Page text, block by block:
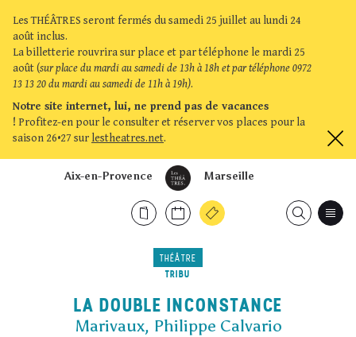
Les THÉÂTRES seront fermés du samedi 25 juillet au lundi 24
août inclus.
La billetterie rouvrira sur place et par téléphone le mardi 25
août (sur place du mardi au samedi de 13h à 18h et par téléphone 0972
13 13 20 du mardi au samedi de 11h à 19h).
Notre site internet, lui, ne prend pas de vacances
! Profitez-en pour le consulter et réserver vos places pour la
saison 26•27 sur lestheatres.net.
Marseille
Aix-en-Provence
THÉÂTRE
TRIBU
LA DOUBLE INCONSTANCE
Marivaux, Philippe Calvario